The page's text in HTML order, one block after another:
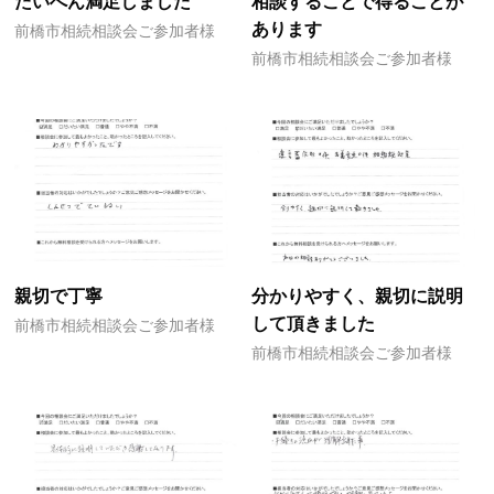
前橋市相続相談会ご参加者様
あります
前橋市相続相談会ご参加者様
親切で丁寧
前橋市相続相談会ご参加者様
分かりやすく、親切に説明
して頂きました
前橋市相続相談会ご参加者様